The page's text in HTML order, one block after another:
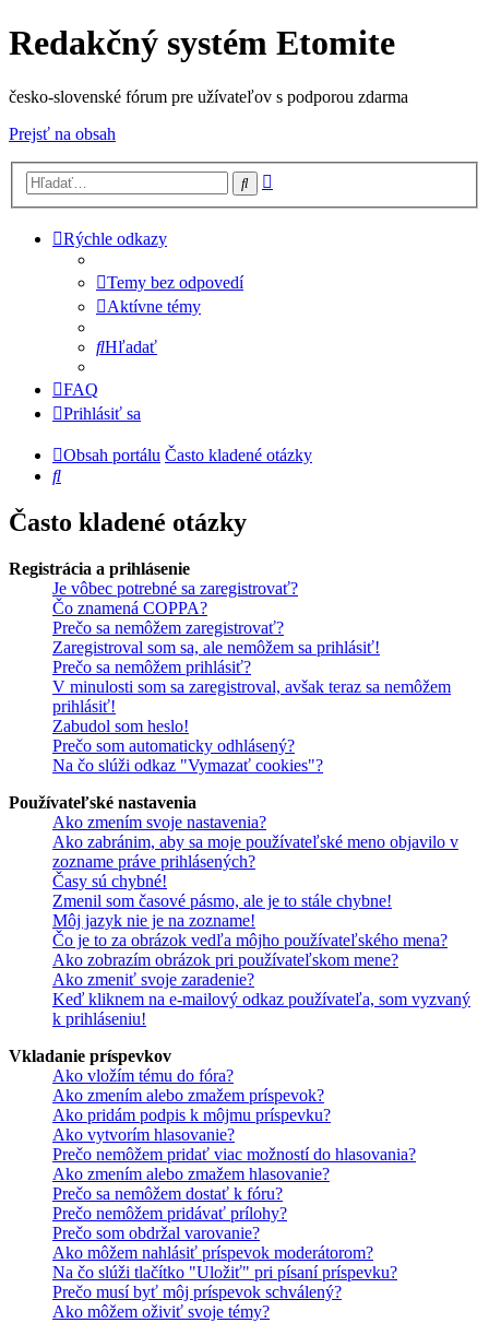
Redakčný systém Etomite
česko-slovenské fórum pre užívateľov s podporou zdarma
Prejsť na obsah
Hľadať
Rýchle odkazy
Temy bez odpovedí
Aktívne témy
Hľadať
FAQ
Prihlásiť sa
Obsah portálu Často kladené otázky
Hľadať
Často kladené otázky
Registrácia a prihlásenie
Je vôbec potrebné sa zaregistrovať?
Čo znamená COPPA?
Prečo sa nemôžem zaregistrovať?
Zaregistroval som sa, ale nemôžem sa prihlásiť!
Prečo sa nemôžem prihlásiť?
V minulosti som sa zaregistroval, avšak teraz sa nemôžem
prihlásiť!
Zabudol som heslo!
Prečo som automaticky odhlásený?
Na čo slúži odkaz "Vymazať cookies"?
Používateľské nastavenia
Ako zmením svoje nastavenia?
Ako zabránim, aby sa moje používateľské meno objavilo v
zozname práve prihlásených?
Časy sú chybné!
Zmenil som časové pásmo, ale je to stále chybne!
Môj jazyk nie je na zozname!
Čo je to za obrázok vedľa môjho používateľského mena?
Ako zobrazím obrázok pri používateľskom mene?
Ako zmeniť svoje zaradenie?
Keď kliknem na e-mailový odkaz používateľa, som vyzvaný
k prihláseniu!
Vkladanie príspevkov
Ako vložím tému do fóra?
Ako zmením alebo zmažem príspevok?
Ako pridám podpis k môjmu príspevku?
Ako vytvorím hlasovanie?
Prečo nemôžem pridať viac možností do hlasovania?
Ako zmením alebo zmažem hlasovanie?
Prečo sa nemôžem dostať k fóru?
Prečo nemôžem pridávať prílohy?
Prečo som obdržal varovanie?
Ako môžem nahlásiť príspevok moderátorom?
Na čo slúži tlačítko "Uložiť" pri písaní príspevku?
Prečo musí byť môj príspevok schválený?
Ako môžem oživiť svoje témy?